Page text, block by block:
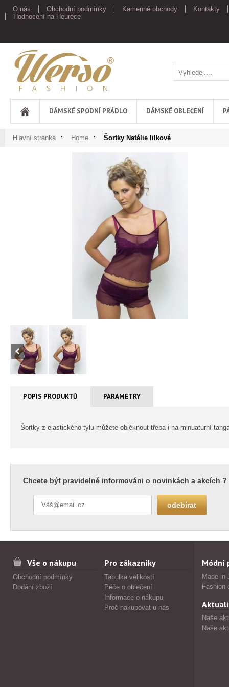
O nás Obchodní podmínky Kamenné obchody
Kontakty
Hodnocení na Heuréce
Werso
DÁMSKÉ SPODNÍ PRÁDLO DÁMSKÉ OBLEČENÍ
Hlavní stránka Home Šortky Natálie lilkové
POPIS PRODUKTŮ PARAMETRY
Šortky z elastického tylu můžete obléknout třeba i na minuaturní
Chcete být pravidelně informováni o novinkách a akcích ?
Vše o nákupu
Obchodní podmínky
Dodání zboží
Pro zákazníky
Tabulka velikostí
Péče o oblečení
Informace o nákupu
Proč nakupovat u nás
Módní
Made in
Fashion
Naše
Naše